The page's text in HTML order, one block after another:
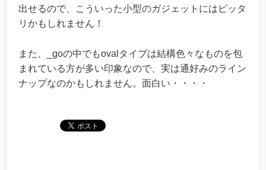
出せるので、こういった小型のガジェットにはピッタ
リかもしれません！
また、_goの中でもovalタイプは結構色々なものを包
まれている方が多い印象なので、実は通好みのライン
ナップなのかもしれません。面白い・・・・